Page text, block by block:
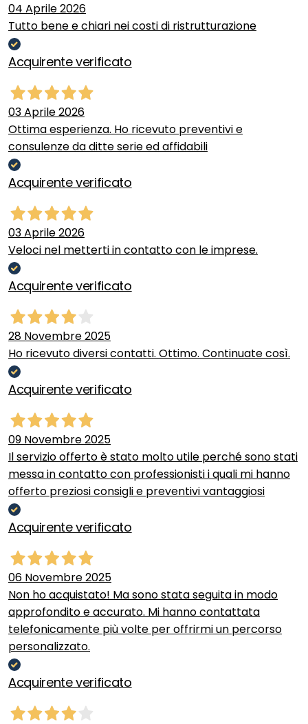
04 Aprile 2026
Tutto bene e chiari nei costi di ristrutturazione
Acquirente verificato
03 Aprile 2026
Ottima esperienza. Ho ricevuto preventivi e
consulenze da ditte serie ed affidabili
Acquirente verificato
03 Aprile 2026
Veloci nel metterti in contatto con le imprese.
Acquirente verificato
28 Novembre 2025
Ho ricevuto diversi contatti. Ottimo. Continuate così.
Acquirente verificato
09 Novembre 2025
Il servizio offerto è stato molto utile perché sono stati
messa in contatto con professionisti i quali mi hanno
offerto preziosi consigli e preventivi vantaggiosi
Acquirente verificato
06 Novembre 2025
Non ho acquistato! Ma sono stata seguita in modo
approfondito e accurato. Mi hanno contattata
telefonicamente più volte per offrirmi un percorso
personalizzato.
Acquirente verificato